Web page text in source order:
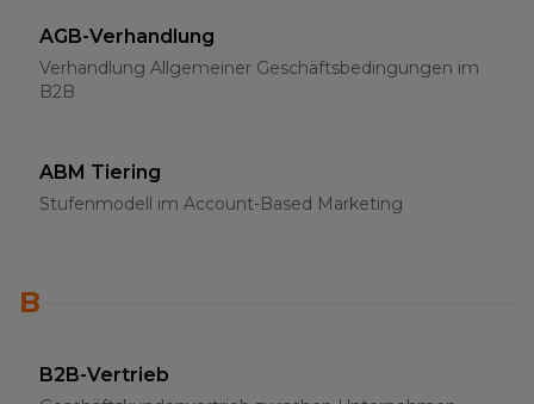
AGB-Verhandlung
Verhandlung Allgemeiner Geschäftsbedingungen im
B2B
ABM Tiering
Stufenmodell im Account-Based Marketing
B
B2B-Vertrieb